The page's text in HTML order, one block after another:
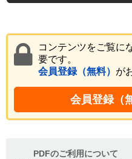
コンテンツをご覧に
要です。
会員登録（無料） が
会員登録（
PDFのご利用について